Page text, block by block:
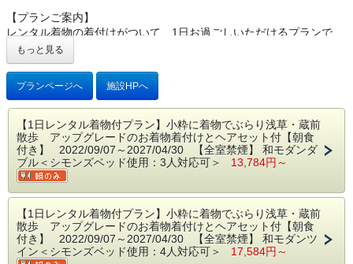
★☆プランに関しての注意事項☆★
・必ず着付けのご希望日時をご宿泊日の前日午前中までにこちらの
メールアドレスかお電話にてお知らせください。ご連絡なき場合は
ホテルからお電話かメールにて連絡いたしますが、ご希望のお時間
でお取りできない場合もございますのでご了承願います。
・こちらのプランは、宿泊日前日夜0時からキャンセル料100％が発
生いたします。
・添寝のお子様の着付け代金は含まれておりません。添い寝のお子
様も着付けご希望の場合は、事前の確認と追加料金のお支払いが必
要でございますので、事前にお知らせくださいませ。
・着物や小物の紛失及び著しい汚損や破損が確認された場合、修繕
代金をご負担いただく場合がございます。
【プランご案内】
レンタル着物の着付けがついて、1日お過ごしいただけるプランで
す。
＜レンタル内容＞
お着付け・着物・長襦袢・肌着・帯・帯板・半襟・足袋・巾着バッ
ク・草履または下駄がついております。
ヘアセット付でございます。
着付けはホテルから徒歩10分の着物レンタル店「華雅」にて行いま
す。
＜プランご予約特典＞
お着物のアップグレード付き！
※アレンジ付きのヘアセットやお着物（小物）のさらにグレードア
ップも追加料金でお受けできますので、現地（華雅）にてお申し付
けください。
もっと見る
プランページへ 施設HPへ
【1日レンタル着物付プラン】小粋に着物でぶらり浅草・蔵前
散歩 アップグレードのお着物着付けとヘアセット付【朝食
付き】 2022/09/07～2027/04/30 【全室禁煙】 和モダンダ
ブル＜シモンズベッド使用：3人対応可＞ 13,784円～
【1日レンタル着物付プラン】小粋に着物でぶらり浅草・蔵前
散歩 アップグレードのお着物着付けとヘアセット付【朝食
付き】 2022/09/07～2027/04/30 【全室禁煙】 和モダンツ
イン＜シモンズベッド使用：4人対応可＞ 17,584円～